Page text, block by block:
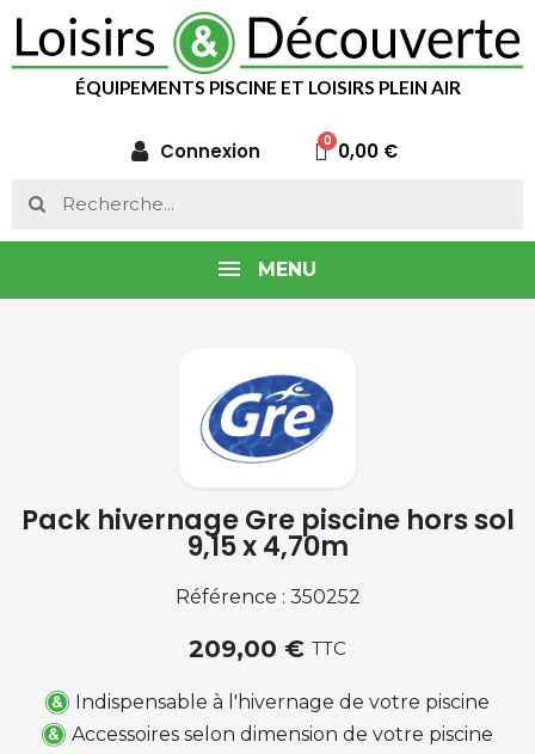
ÉQUIPEMENTS PISCINE ET LOISIRS PLEIN AIR
Connexion 0,00 €
MENU
Pack hivernage Gre piscine hors sol
9,15 x 4,70m
Référence : 350252
209,00 € TTC
Indispensable à l'hivernage de votre piscine
Accessoires selon dimension de votre piscine